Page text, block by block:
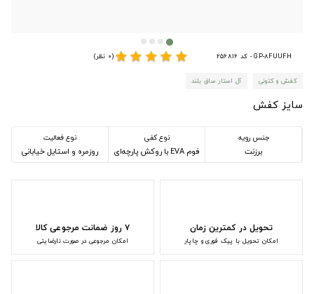
GP-8FUUFH - کد 256816 star
star
star
star
star(0 نظر)
کفش و کتونی آل استار ساق بلند
سایز کفش
جنس رویه
برزنت
نوع کفی
فوم EVA با روکش پارچه‌ای
نوع فعالیت
روزمره و استایل خیابانی
تحویل در کمترین زمان
امکان تحویل با پیک فوری و چاپار
۷ روز ضمانت مرجوعی کالا
امکان مرجوعی در صورت نارضایتی